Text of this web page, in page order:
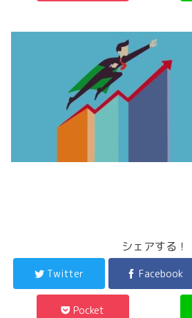
シェアする！
Twitter Facebook
Pocket